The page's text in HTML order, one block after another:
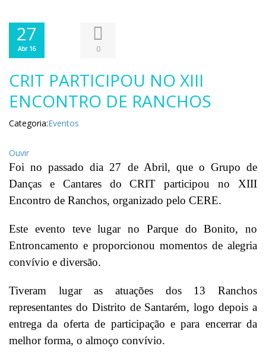
27
Abr 16 0
CRIT PARTICIPOU NO XIII
ENCONTRO DE RANCHOS
Categoria:Eventos
Ouvir
Foi no passado dia 27 de Abril, que o Grupo de
Danças e Cantares do CRIT participou no XIII
Encontro de Ranchos, organizado pelo CERE.
Este evento teve lugar no Parque do Bonito, no
Entroncamento e proporcionou momentos de alegria
convívio e diversão.
Tiveram lugar as atuações dos 13 Ranchos
representantes do Distrito de Santarém, logo depois a
entrega da oferta de participação e para encerrar da
melhor forma, o almoço convívio.